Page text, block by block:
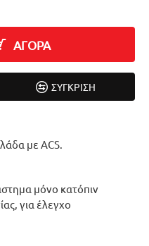
ΑΓΟΡΑ
ΣΎΓΚΡΙΣΗ
με ACS.
μόνο κατόπιν
για έλεγχο